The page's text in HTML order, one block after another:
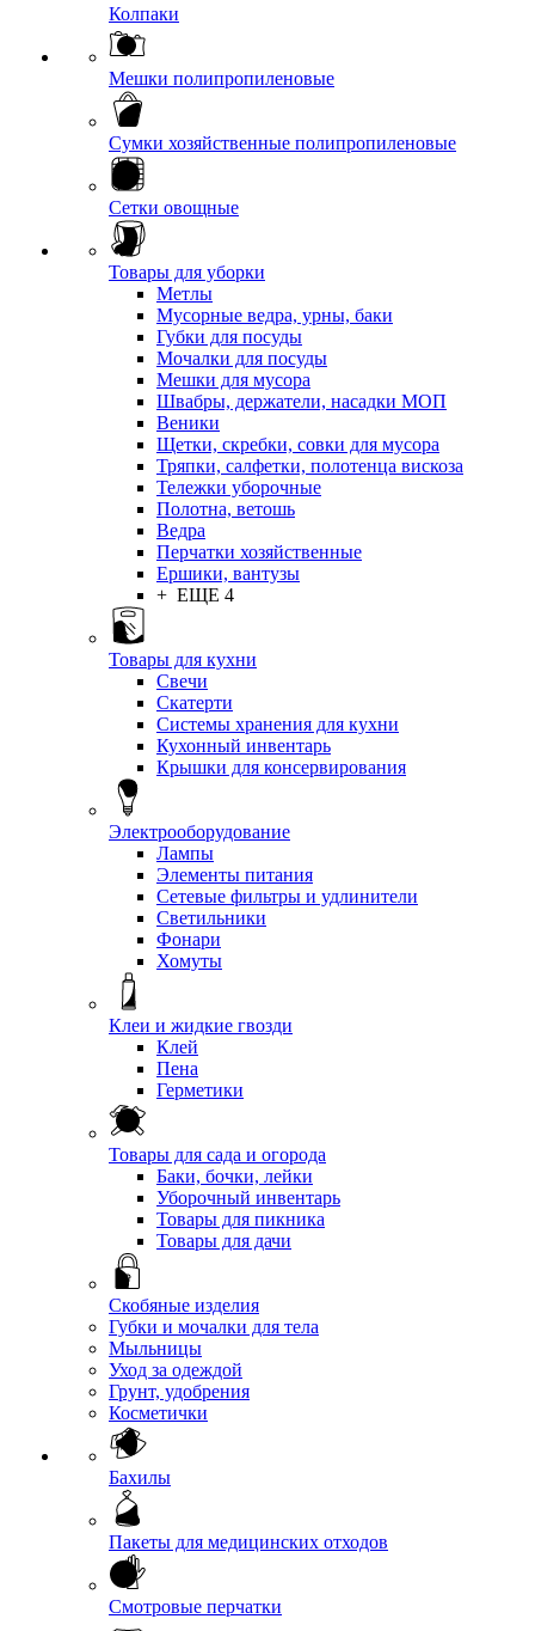
Колпаки
Мешки полипропиленовые
Сумки хозяйственные полипропиленовые
Сетки овощные
Товары для уборки
Метлы
Мусорные ведра, урны, баки
Губки для посуды
Мочалки для посуды
Мешки для мусора
Швабры, держатели, насадки МОП
Веники
Щетки, скребки, совки для мусора
Тряпки, салфетки, полотенца вискоза
Тележки уборочные
Полотна, ветошь
Ведра
Перчатки хозяйственные
Ершики, вантузы
+ ЕЩЕ 4
Товары для кухни
Свечи
Скатерти
Системы хранения для кухни
Кухонный инвентарь
Крышки для консервирования
Электрооборудование
Лампы
Элементы питания
Сетевые фильтры и удлинители
Светильники
Фонари
Хомуты
Клеи и жидкие гвозди
Клей
Пена
Герметики
Товары для сада и огорода
Баки, бочки, лейки
Уборочный инвентарь
Товары для пикника
Товары для дачи
Скобяные изделия
Губки и мочалки для тела
Мыльницы
Уход за одеждой
Грунт, удобрения
Косметички
Бахилы
Пакеты для медицинских отходов
Смотровые перчатки